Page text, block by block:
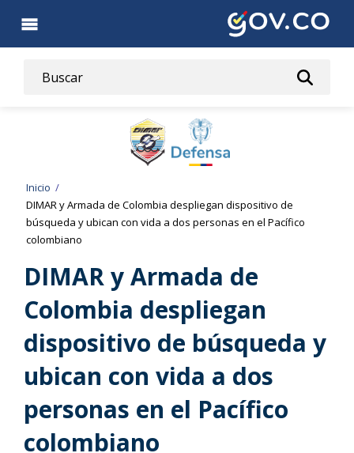
contenido
Ruta
navegación
Inicio
DIMAR y Armada de Colombia despliegan dispositivo de
búsqueda y ubican con vida a dos personas en el Pacífico
colombiano
DIMAR y Armada de
Colombia despliegan
dispositivo de búsqueda y
ubican con vida a dos
personas en el Pacífico
colombiano